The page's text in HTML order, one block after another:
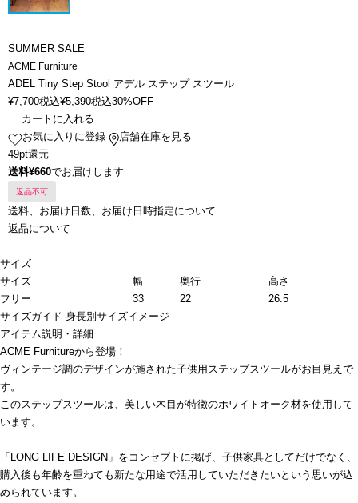
SUMMER SALE
ACME Furniture
ADEL Tiny Step Stool アデル ステップ スツール
¥7,700税込¥5,390税込30%OFF
カートに入れる
お気に入りに登録
店舗在庫を見る
49pt還元
送料¥660でお届けします
返品不可
送料、お届け日数、お届け日時指定について
返品について
サイズ
サイズ
幅 奥行
高さ
フリー
33 22
26.5
サイズガイド 身長別サイズイメージ
アイテム説明・詳細
ACME Furnitureから登場！
ヴィンテージ調のデザインが施された子供用ステップスツールがお目見えで
す。
このステップスツールは、美しい木目が特徴のホワイトオーク材を使用して
います。
「LONG LIFE DESIGN」をコンセプトに掲げ、子供家具としてだけでなく、
購入後も年齢を重ねても新たな用途で活用していただきたいという思いが込
められています。